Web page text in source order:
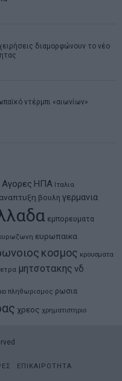
διαμορφώνουν το νέο
ντέρμπι «αιωνίων»
Αγορες ΗΠΑ Ιταλια
αναπτυξη βουλη γερμανια
εμπορευματα
ευρωπαικα
κοσμος κρουσματα
μητσοτακης νδ
πληθωρισμος ρωσια
χρεος χρηματιστηριο
ΕΠΙΚΑΙΡΟΤΗΤΑ